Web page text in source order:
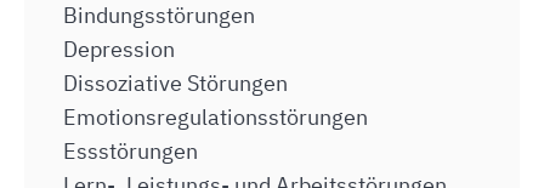
Bindungsstörungen
Depression
Dissoziative Störungen
Emotionsregulationsstörungen
Essstörungen